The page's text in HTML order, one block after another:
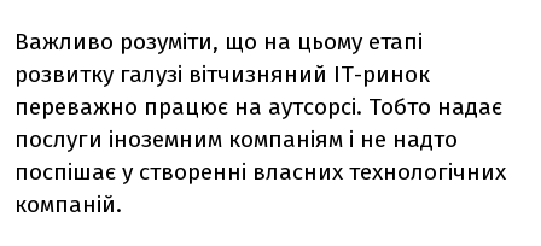
Важливо розуміти, що на цьому етапі
розвитку галузі вітчизняний ІТ-ринок
переважно працює на аутсорсі. Тобто надає
послуги іноземним компаніям і не надто
поспішає у створенні власних технологічних
компаній.